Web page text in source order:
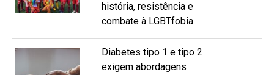
história, resistência e
combate à LGBTfobia
Diabetes tipo 1 e tipo 2
exigem abordagens